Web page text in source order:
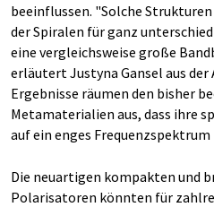
beeinflussen. "Solche
der Spiralen für ganz
eine vergleichsweise große
erläutert Justyna Gansel aus
Ergebnisse räumen den bisher
Metamaterialien aus, dass ihre
auf ein enges
Die neuartigen kompakten und
Polarisatoren könnten für